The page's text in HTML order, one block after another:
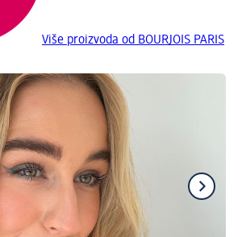
Više proizvoda od BOURJOIS PARIS